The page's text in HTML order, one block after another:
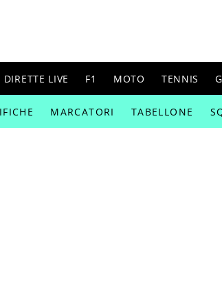
DIRETTE LIVE F1 MOTO TENNIS
MARCATORI TABELLONE